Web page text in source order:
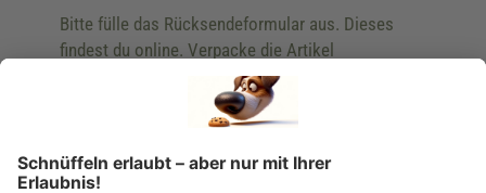
Bitte fülle das Rücksendeformular aus. Dieses
findest du online. Verpacke die Artikel
anschließend sicher und klebe das
Rücksendeetikett auf das Paket. Dieses kannst du
dir in deinem Kundenkonto anfordern. Hast du als
Gast bestellt, schreibe uns eine Email an
verkauf@schecker.de oder rufe zu unseren